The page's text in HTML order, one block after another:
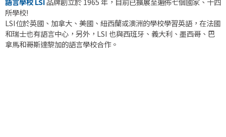
所學校!
LSI位於英國、加拿大、美國、紐西蘭或澳洲的學校學習英語，在法國
和瑞士也有語言中心，另外，LSI 也與西班牙、義大利、墨西哥、巴
拿馬和哥斯達黎加的語言學校合作。